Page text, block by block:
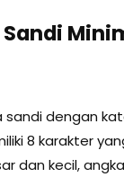
dengan
8 karakter
dan kecil,